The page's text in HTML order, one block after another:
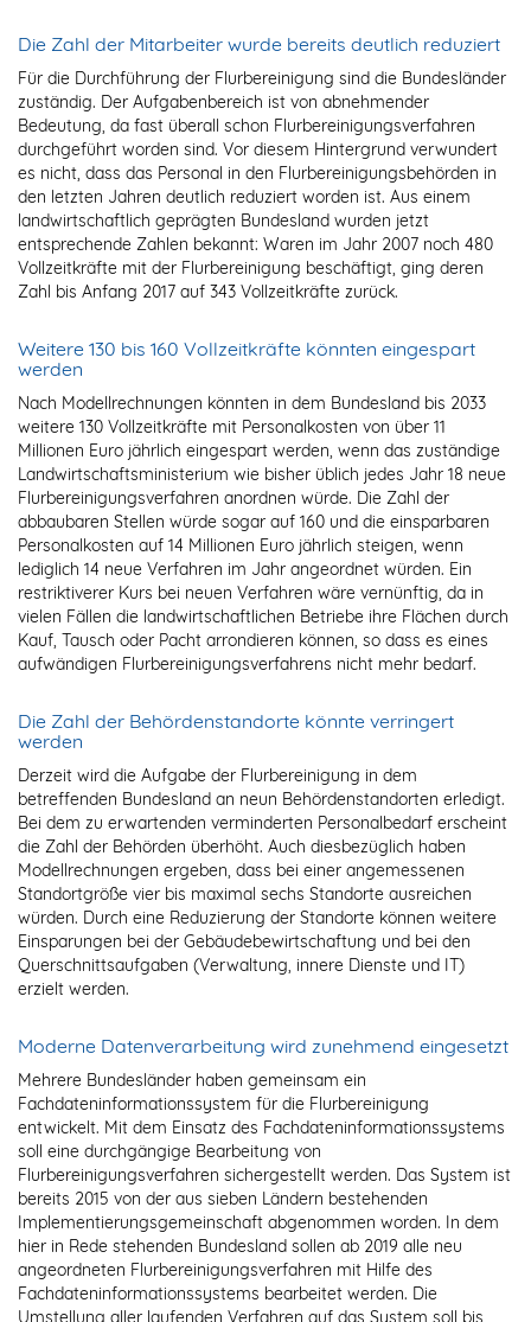
Die Zahl der Mitarbeiter wurde bereits deutlich reduziert
Für die Durchführung der Flurbereinigung sind die Bundesländer
zuständig. Der Aufgabenbereich ist von abnehmender
Bedeutung, da fast überall schon Flurbereinigungsverfahren
durchgeführt worden sind. Vor diesem Hintergrund verwundert
es nicht, dass das Personal in den Flurbereinigungsbehörden in
den letzten Jahren deutlich reduziert worden ist. Aus einem
landwirtschaftlich geprägten Bundesland wurden jetzt
entsprechende Zahlen bekannt: Waren im Jahr 2007 noch 480
Vollzeitkräfte mit der Flurbereinigung beschäftigt, ging deren
Zahl bis Anfang 2017 auf 343 Vollzeitkräfte zurück.
Weitere 130 bis 160 Vollzeitkräfte könnten eingespart
werden
Nach Modellrechnungen könnten in dem Bundesland bis 2033
weitere 130 Vollzeitkräfte mit Personalkosten von über 11
Millionen Euro jährlich eingespart werden, wenn das zuständige
Landwirtschaftsministerium wie bisher üblich jedes Jahr 18 neue
Flurbereinigungsverfahren anordnen würde. Die Zahl der
abbaubaren Stellen würde sogar auf 160 und die einsparbaren
Personalkosten auf 14 Millionen Euro jährlich steigen, wenn
lediglich 14 neue Verfahren im Jahr angeordnet würden. Ein
restriktiverer Kurs bei neuen Verfahren wäre vernünftig, da in
vielen Fällen die landwirtschaftlichen Betriebe ihre Flächen durch
Kauf, Tausch oder Pacht arrondieren können, so dass es eines
aufwändigen Flurbereinigungsverfahrens nicht mehr bedarf.
Die Zahl der Behördenstandorte könnte verringert
werden
Derzeit wird die Aufgabe der Flurbereinigung in dem
betreffenden Bundesland an neun Behördenstandorten erledigt.
Bei dem zu erwartenden verminderten Personalbedarf erscheint
die Zahl der Behörden überhöht. Auch diesbezüglich haben
Modellrechnungen ergeben, dass bei einer angemessenen
Standortgröße vier bis maximal sechs Standorte ausreichen
würden. Durch eine Reduzierung der Standorte können weitere
Einsparungen bei der Gebäudebewirtschaftung und bei den
Querschnittsaufgaben (Verwaltung, innere Dienste und IT)
erzielt werden.
Moderne Datenverarbeitung wird zunehmend eingesetzt
Mehrere Bundesländer haben gemeinsam ein
Fachdateninformationssystem für die Flurbereinigung
entwickelt. Mit dem Einsatz des Fachdateninformationssystems
soll eine durchgängige Bearbeitung von
Flurbereinigungsverfahren sichergestellt werden. Das System ist
bereits 2015 von der aus sieben Ländern bestehenden
Implementierungsgemeinschaft abgenommen worden. In dem
hier in Rede stehenden Bundesland sollen ab 2019 alle neu
angeordneten Flurbereinigungsverfahren mit Hilfe des
Fachdateninformationssystems bearbeitet werden. Die
Umstellung aller laufenden Verfahren auf das System soll bis